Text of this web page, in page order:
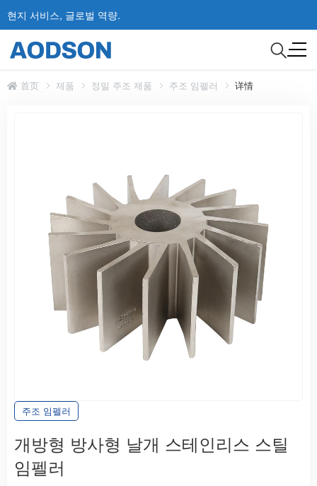
현지 서비스, 글로벌 역량.
首页 제품 정밀 주조 제품 주조 임펠러 详情
주조 임펠러
개방형 방사형 날개 스테인리스 스틸
임펠러